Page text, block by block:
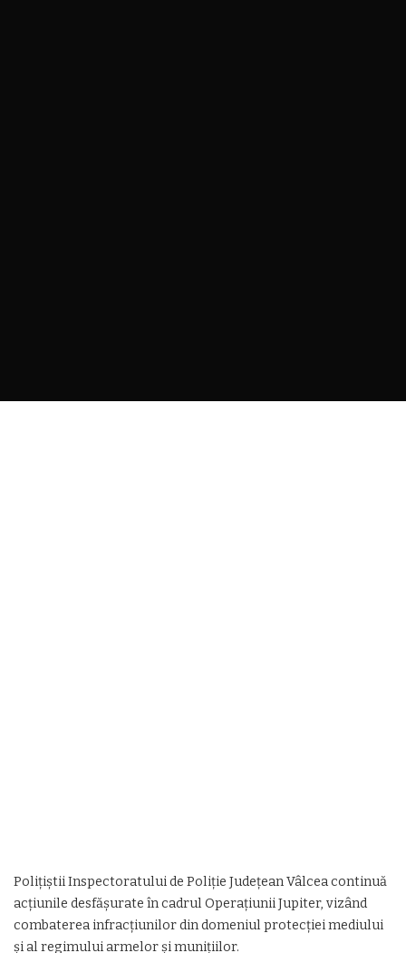
Polițiștii Inspectoratului de Poliție Județean Vâlcea continuă
acțiunile desfășurate în cadrul Operațiunii Jupiter, vizând
combaterea infracțiunilor din domeniul protecției mediului
și al regimului armelor și munițiilor.